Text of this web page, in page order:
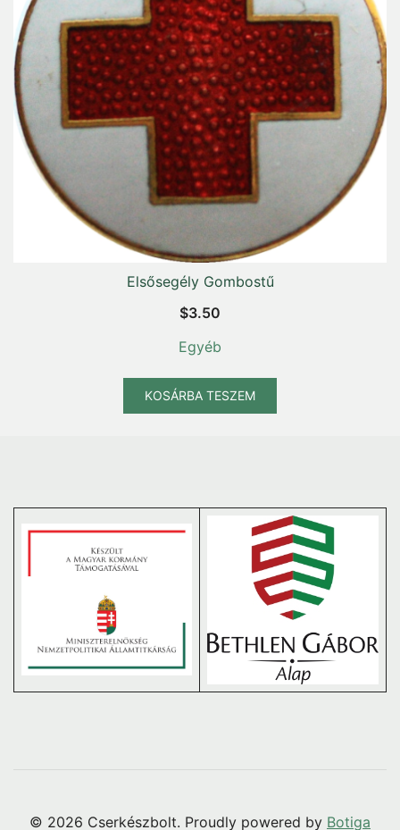
Elsősegély Gombostű
$3.50
Egyéb
KOSÁRBA TESZEM
© 2026 Cserkészbolt. Proudly powered by Botiga